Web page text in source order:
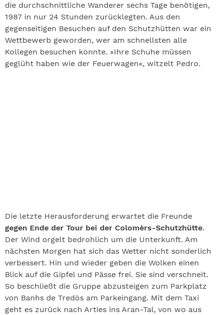
die durchschnittliche Wanderer sechs Tage benötigen,
1987 in nur 24 Stunden zurücklegten. Aus den
gegenseitigen Besuchen auf den Schutzhütten war ein
Wettbewerb geworden, wer am schnellsten alle
Kollegen besuchen konnte. »Ihre Schuhe müssen
geglüht haben wie der Feuerwagen«, witzelt Pedro.
Die letzte Herausforderung erwartet die Freunde
gegen Ende der Tour bei der Colomèrs-Schutzhütte.
Der Wind orgelt bedrohlich um die Unterkunft. Am
nächsten Morgen hat sich das Wetter nicht sonderlich
verbessert. Hin und wieder geben die Wolken einen
Blick auf die Gipfel und Pässe frei. Sie sind verschneit.
So beschließt die Gruppe abzusteigen zum Parkplatz
von Banhs de Tredòs am Parkeingang. Mit dem Taxi
geht es zurück nach Arties ins Aran-Tal, von wo aus